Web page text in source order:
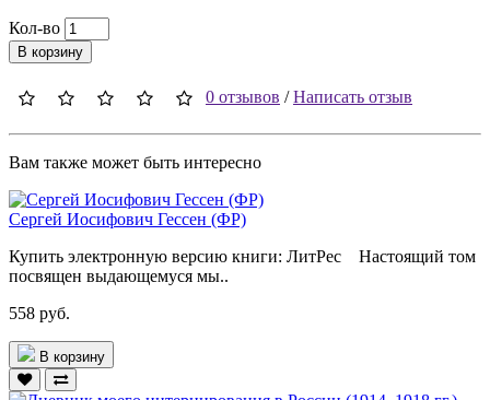
Кол-во
В корзину
0 отзывов /Написать отзыв
Вам также может быть интересно
Сергей Иосифович Гессен (ФР)
Купить электронную версию книги: ЛитРес Настоящий том
посвящен выдающемуся мы..
558 руб.
В корзину